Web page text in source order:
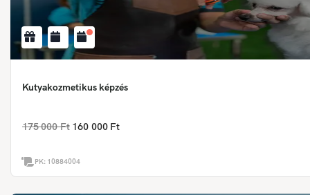
Kutyakozmetikus képzés
175 000 Ft 160 000 Ft
PK: 10884004